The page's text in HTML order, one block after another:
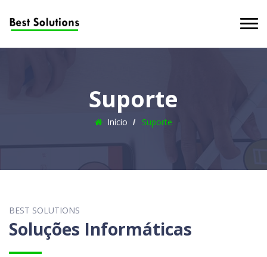
Suporte
Início Suporte
BEST SOLUTIONS
Soluções Informáticas